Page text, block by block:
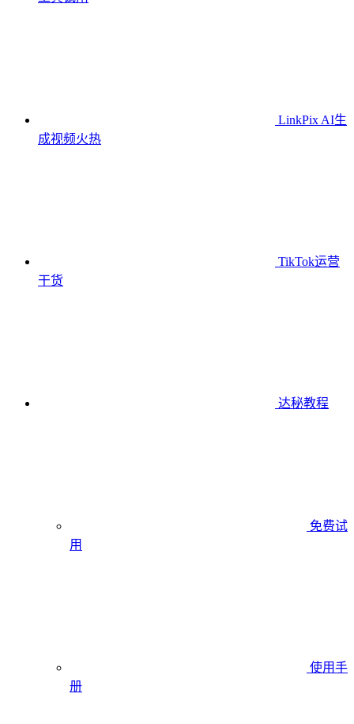
LinkPix AI生
成视频火热
TikTok运营
干货
达秘教程
免费试
用
使用手
册